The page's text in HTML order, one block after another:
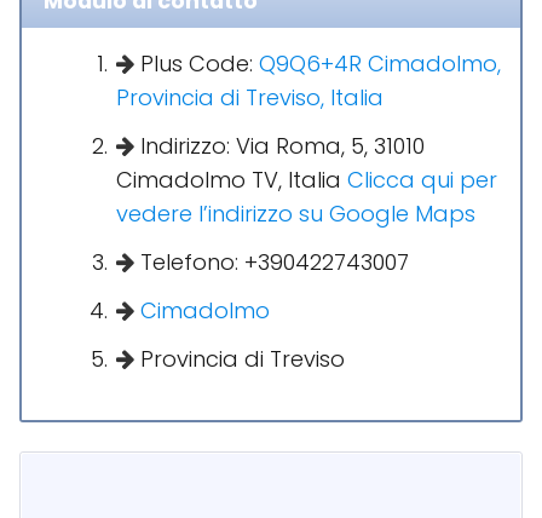
Plus Code: Q9Q6+4R Cimadolmo,
Provincia di Treviso, Italia
Indirizzo: Via Roma, 5, 31010
Cimadolmo TV, Italia Clicca qui per
vedere l’indirizzo su Google Maps
Telefono: +390422743007
Cimadolmo
Provincia di Treviso